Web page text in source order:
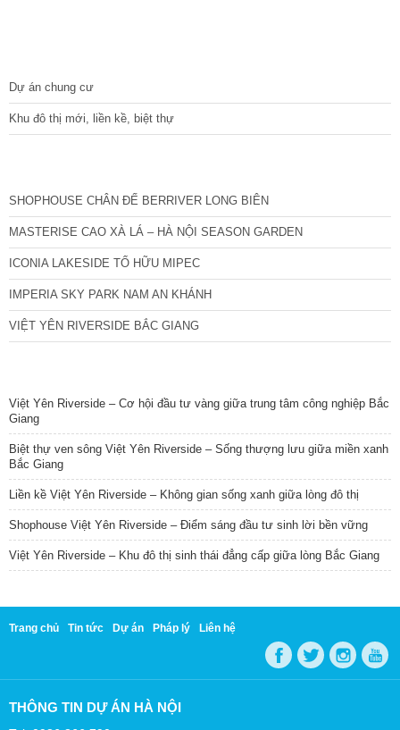
Dự án chung cư
Khu đô thị mới, liền kề, biệt thự
SHOPHOUSE CHÂN ĐẾ BERRIVER LONG BIÊN
MASTERISE CAO XÀ LÁ – HÀ NỘI SEASON GARDEN
ICONIA LAKESIDE TỐ HỮU MIPEC
IMPERIA SKY PARK NAM AN KHÁNH
VIỆT YÊN RIVERSIDE BẮC GIANG
Việt Yên Riverside – Cơ hội đầu tư vàng giữa trung tâm công nghiệp Bắc
Giang
Biệt thự ven sông Việt Yên Riverside – Sống thượng lưu giữa miền xanh
Bắc Giang
Liền kề Việt Yên Riverside – Không gian sống xanh giữa lòng đô thị
Shophouse Việt Yên Riverside – Điểm sáng đầu tư sinh lời bền vững
Việt Yên Riverside – Khu đô thị sinh thái đẳng cấp giữa lòng Bắc Giang
Trang chủ Tin tức Dự án Pháp lý Liên hệ
THÔNG TIN DỰ ÁN HÀ NỘI